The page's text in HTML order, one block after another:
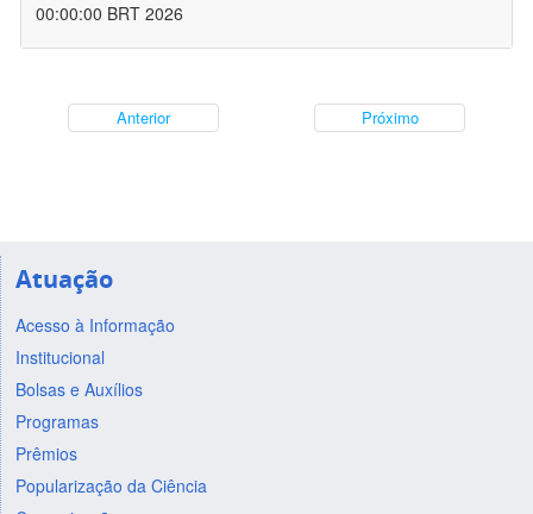
00:00:00 BRT 2026
Anterior Próximo
Atuação
Acesso à Informação
Institucional
Bolsas e Auxílios
Programas
Prêmios
Popularização da Ciência